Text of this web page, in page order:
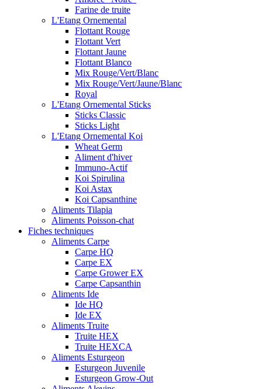
Farine de truite
L'Etang Ornemental
Flottant Rouge
Flottant Vert
Flottant Jaune
Flottant Blanco
Mix Rouge/Vert/Blanc
Mix Rouge/Vert/Jaune/Blanc
Royal
L'Etang Ornemental Sticks
Sticks Classic
Sticks Light
L'Etang Ornemental Koi
Wheat Germ
Aliment d'hiver
Immuno-Actif
Koi Spirulina
Koi Astax
Koi Capsanthine
Aliments Tilapia
Aliments Poisson-chat
Fiches techniques
Aliments Carpe
Carpe HQ
Carpe EX
Carpe Grower EX
Carpe Capsanthin
Aliments Ide
Ide HQ
Ide EX
Aliments Truite
Truite HEX
Truite HEXCA
Aliments Esturgeon
Esturgeon Juvenile
Esturgeon Grow-Out